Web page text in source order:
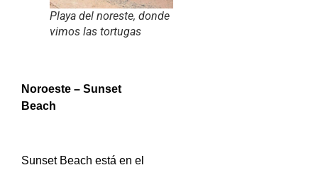
Playa del noreste, donde
vimos las tortugas
Noroeste – Sunset
Beach
Sunset Beach está en el